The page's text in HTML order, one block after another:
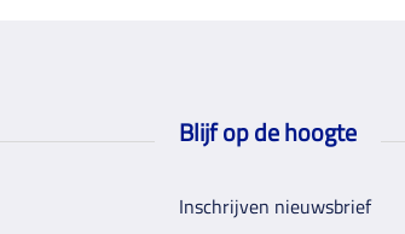
Blijf op de hoogte
Inschrijven nieuwsbrief